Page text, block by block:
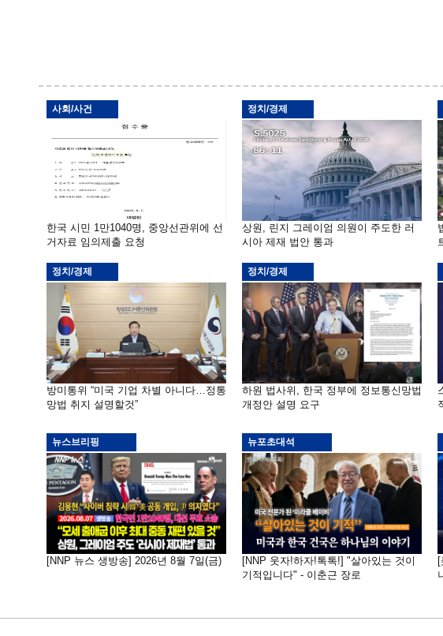
사회/사건
한국 시민 1만1040명, 중앙선관위에 선
거자료 임의제출 요청
정치/경제
상원, 린지 그레이엄 의원이 주도한 러
시아 제재 법안 통과
정치/경제
방미통위 “미국 기업 차별 아니다…정통
망법 취지 설명할것”
정치/경제
하원 법사위, 한국 정부에 정보통신망법
개정안 설명 요구
뉴스브리핑
[NNP 뉴스 생방송] 2026년 8월 7일(금)
뉴포초대석
[NNP 웃자!하자!톡톡!] "살아있는 것이
기적입니다" - 이춘근 장로